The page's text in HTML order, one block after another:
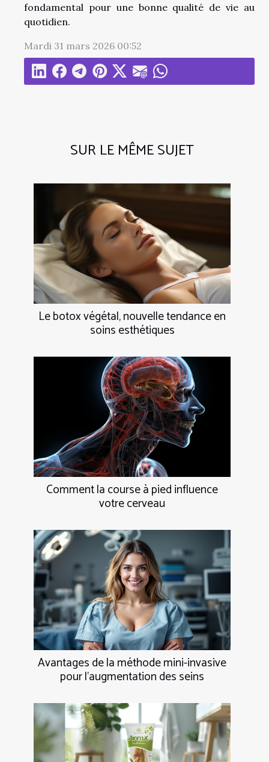
SUR LE MÊME SUJET
Le botox végétal, nouvelle tendance en
soins esthétiques
Comment la course à pied influence
votre cerveau
Avantages de la méthode mini-invasive
pour l'augmentation des seins
fondamental pour une bonne qualité de vie au
quotidien.
Mardi 31 mars 2026 00:52